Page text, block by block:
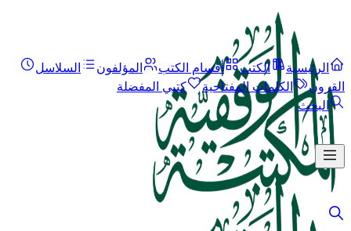
الرئيسية الكتب أقسام الكتب المؤلفون
السلاسل
القرون
الكلمات المفتاحية
كتبي المفضلة
البحث